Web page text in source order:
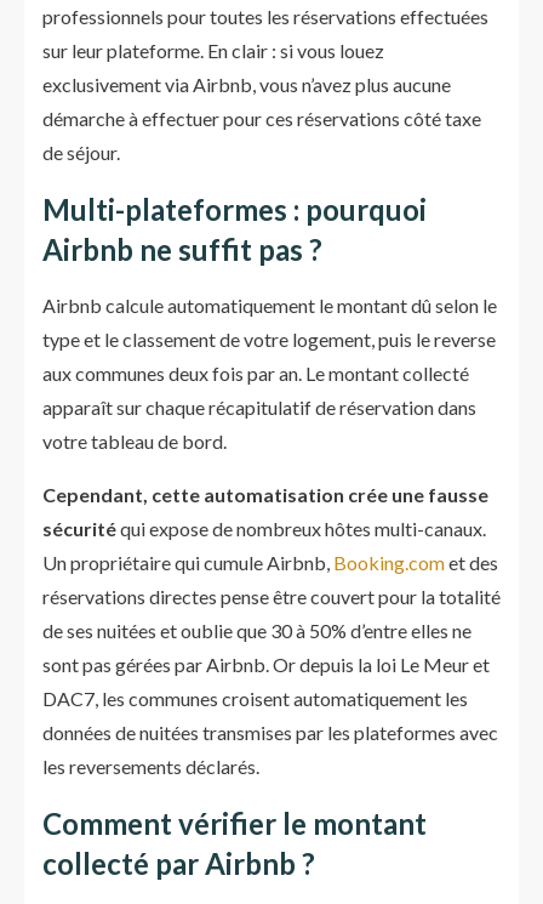
professionnels pour toutes les réservations effectuées
sur leur plateforme. En clair : si vous louez
exclusivement via Airbnb, vous n’avez plus aucune
démarche à effectuer pour ces réservations côté taxe
de séjour.
Multi-plateformes : pourquoi
Airbnb ne suffit pas ?
Airbnb calcule automatiquement le montant dû selon le
type et le classement de votre logement, puis le reverse
aux communes deux fois par an. Le montant collecté
apparaît sur chaque récapitulatif de réservation dans
votre tableau de bord.
Cependant, cette automatisation crée une fausse
sécuritéqui expose de nombreux hôtes multi-canaux.
Un propriétaire qui cumule Airbnb, Booking.comet des
réservations directes pense être couvert pour la totalité
de ses nuitées et oublie que 30 à 50% d’entre elles ne
sont pas gérées par Airbnb. Or depuis la loi Le Meur et
DAC7, les communes croisent automatiquement les
données de nuitées transmises par les plateformes avec
les reversements déclarés.
Comment vérifier le montant
collecté par Airbnb ?